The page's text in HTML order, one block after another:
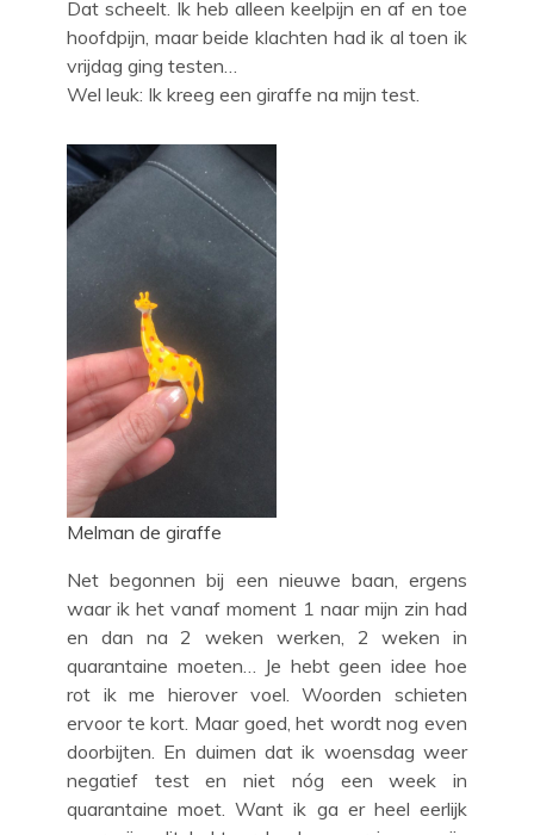
Dat scheelt. Ik heb alleen keelpijn en af en toe
hoofdpijn, maar beide klachten had ik al toen ik
vrijdag ging testen…
Wel leuk: Ik kreeg een giraffe na mijn test.
Melman de giraffe
Net begonnen bij een nieuwe baan, ergens
waar ik het vanaf moment 1 naar mijn zin had
en dan na 2 weken werken, 2 weken in
quarantaine moeten… Je hebt geen idee hoe
rot ik me hierover voel. Woorden schieten
ervoor te kort. Maar goed, het wordt nog even
doorbijten. En duimen dat ik woensdag weer
negatief test en niet nóg een week in
quarantaine moet. Want ik ga er heel eerlijk